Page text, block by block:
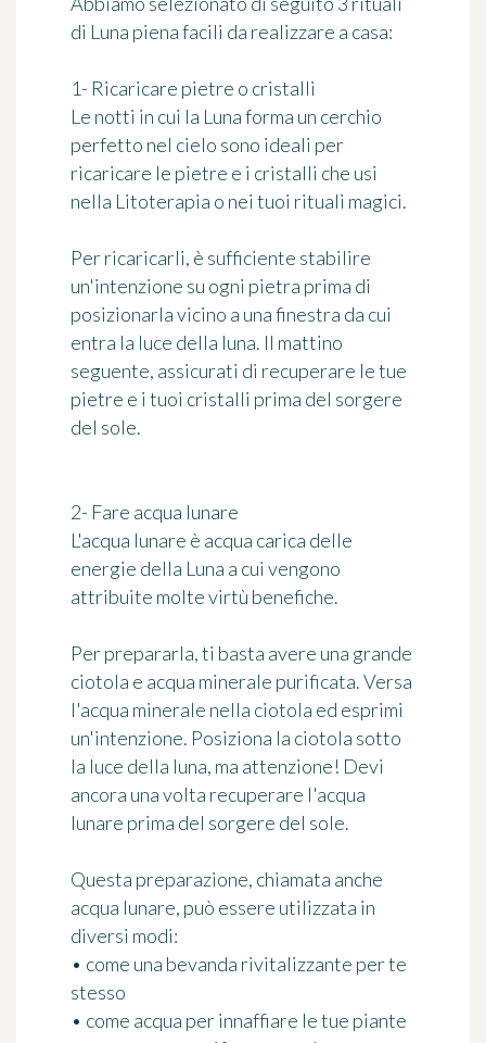
di Luna pienafacili da realizzare a casa:
1- Ricaricare pietre o cristalli
Le notti in cui la Luna forma un cerchio
perfetto nel cielo sono ideali per
ricaricare le pietre e i cristalli che usi
nella Litoterapia o nei tuoi rituali magici.
Per ricaricarli, è sufficiente stabilire
un'intenzione su ogni pietra prima di
posizionarla vicino a una finestra da cui
entra la luce della luna. Il mattino
seguente, assicurati di recuperare le tue
pietre e i tuoi cristalli prima del sorgere
del sole.
2- Fare acqua lunare
L'acqua lunare è acqua carica delle
energie della Luna a cui vengono
attribuite molte virtù benefiche.
Per prepararla, ti basta avere una grande
ciotola e acqua minerale purificata. Versa
l'acqua minerale nella ciotola ed esprimi
un'intenzione. Posiziona la ciotola sotto
la luce della luna, ma attenzione! Devi
ancora una volta recuperare l'acqua
lunare prima del sorgere del sole.
Questa preparazione, chiamata anche
acqua lunare, può essere utilizzata in
diversi modi:
• come una bevanda rivitalizzante per te
stesso
• come acqua per innaffiare le tue piante